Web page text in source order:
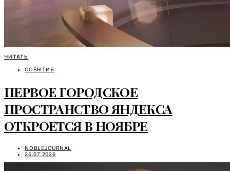
ЧИТАТЬ
СОБЫТИЯ
ПЕРВОЕ ГОРОДСКОЕ
ПРОСТРАНСТВО ЯНДЕКСА
ОТКРОЕТСЯ В НОЯБРЕ
NOBLEJOURNAL
25.07.2026